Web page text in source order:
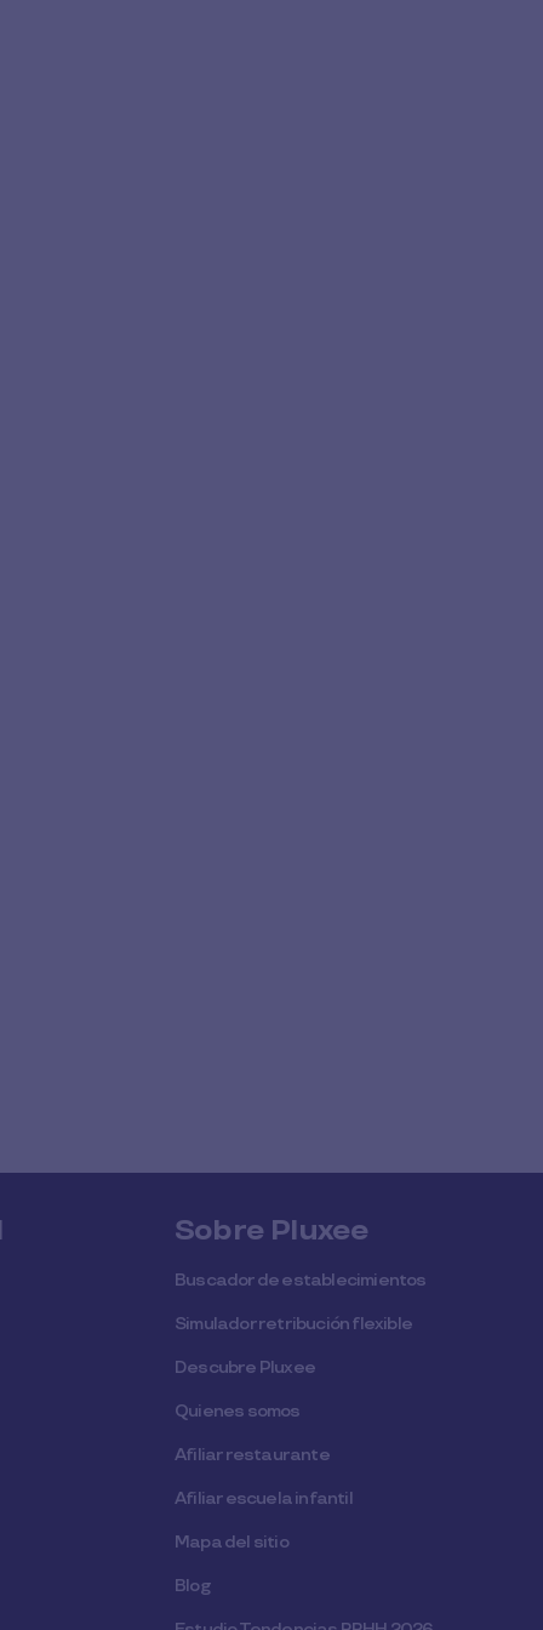
Sobre Pluxee
Buscador de establecimientos
Simulador retribución flexible
Descubre Pluxee
Quienes somos
Afiliar restaurante
Afiliar escuela infantil
Mapa del sitio
Blog